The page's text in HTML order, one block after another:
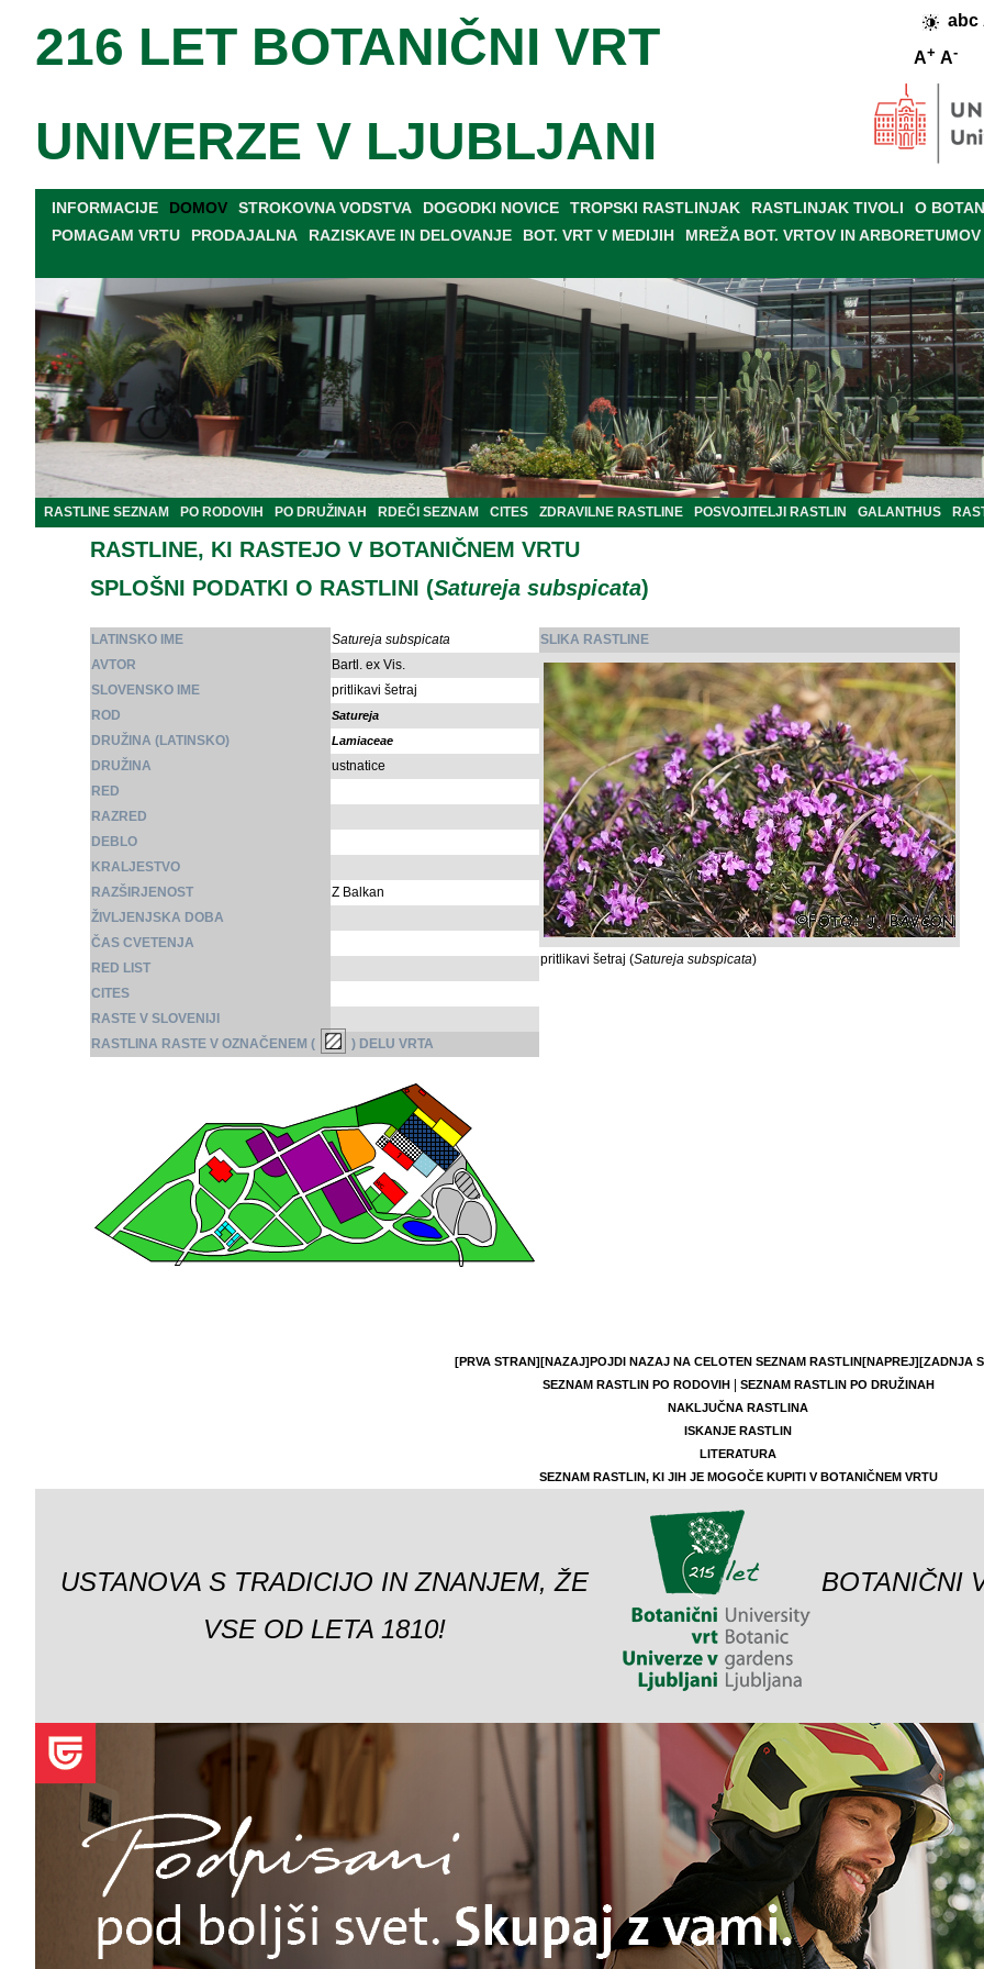
abc
A+ A-
216 LET BOTANIČNI VRT
UNIVERZE V LJUBLJANI
INFORMACIJE DOMOV STROKOVNA VODSTVA DOGODKI NOVICE TROPSKI RASTLINJAK RASTLINJAK TIVOLI O
POMAGAM VRTU
PRODAJALNA RAZISKAVE IN DELOVANJE BOT. VRT V MEDIJIH MREŽA BOT. VRTOV IN ARBORETUMOV
RASTLINE SEZNAM PO RODOVIH PO DRUŽINAH RDEČI SEZNAM CITES ZDRAVILNE RASTLINE POSVOJITELJI RASTLIN GALANTHUS
RASTLINE, KI RASTEJO V BOTANIČNEM VRTU
SPLOŠNI PODATKI O RASTLINI (Satureja subspicata)
LATINSKO IME
Satureja subspicata
AVTOR
Bartl. ex Vis.
SLOVENSKO IME
pritlikavi šetraj
ROD
Satureja
DRUŽINA (LATINSKO) Lamiaceae
DRUŽINA
ustnatice
RED
RAZRED
DEBLO
KRALJESTVO
RAZŠIRJENOST
Z Balkan
ŽIVLJENJSKA DOBA
ČAS CVETENJA
RED LIST
CITES
RASTE V SLOVENIJI
RASTLINA RASTE V OZNAČENEM (
) DELU VRTA
SLIKA RASTLINE
pritlikavi šetraj (Satureja subspicata)
[PRVA STRAN][NAZAJ]POJDI NAZAJ NA CELOTEN SEZNAM RASTLIN[NAPREJ][ZADNJA
SEZNAM RASTLIN PO RODOVIH|
SEZNAM RASTLIN PO DRUŽINAH
NAKLJUČNA RASTLINA
ISKANJE RASTLIN
LITERATURA
SEZNAM RASTLIN, KI JIH JE MOGOČE KUPITI V BOTANIČNEM VRTU
USTANOVA S TRADICIJO IN ZNANJEM, ŽE
VSE OD LETA 1810!
BOTANIČNI